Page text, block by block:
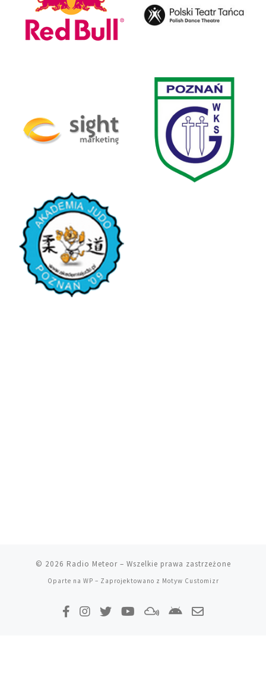
© 2026 Radio Meteor– Wszelkie prawa zastrzeżone
Oparte na WP – Zaprojektowano z Motyw Customizr